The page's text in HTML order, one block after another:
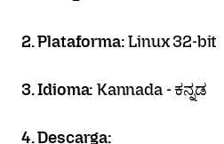
2. Plataforma:Linux 32-bit
3. Idioma:Kannada - ಕನ್ನಡ
4. Descarga: